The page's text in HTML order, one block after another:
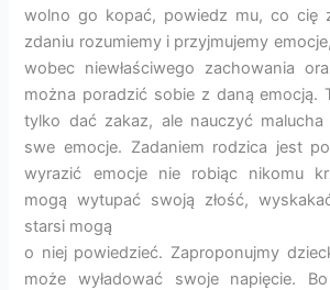
wolno go kopać, powiedz mu, co cię
zdaniu rozumiemy i przyjmujemy
wobec niewłaściwego zachowania
można poradzić sobie z daną emocją.
tylko dać zakaz, ale nauczyć
swe emocje. Zadaniem rodzica jest
wyrazić emocje nie robiąc nikomu
mogą wytupać swoją złość,
starsi mogą
o niej powiedzieć. Zaproponujmy
może wyładować swoje napięcie.